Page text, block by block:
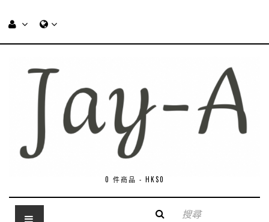
0 件商品 - HK$0